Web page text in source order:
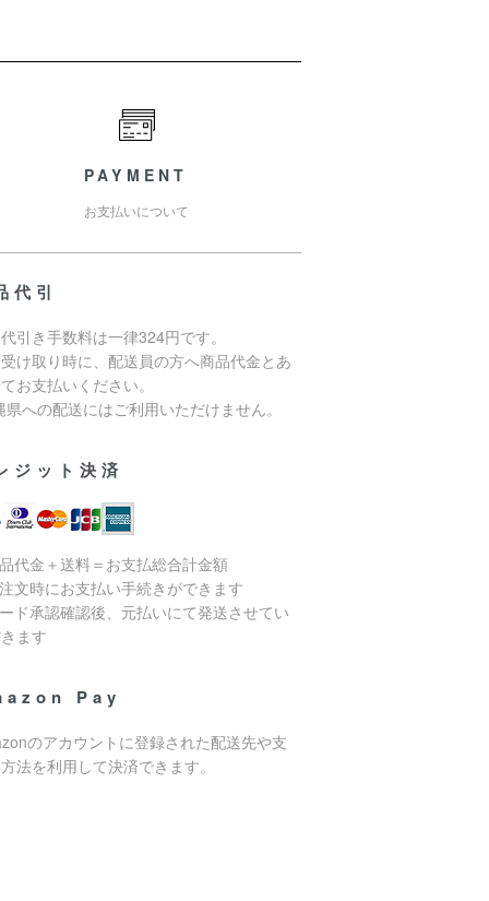
PAYMENT
お支払いについて
代引
引き手数料は一律324円です。
け取り時に、配送員の方へ商品代金とあ
お支払いください。
県への配送にはご利用いただけません。
ジット決済
代金＋送料＝お支払総合計金額
文時にお支払い手続きができます
ド承認確認後、元払いにて発送させてい
ます
Pay
のアカウントに登録された配送先や支
法を利用して決済できます。